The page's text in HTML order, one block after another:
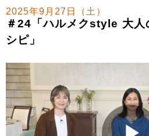
2025年9月27日（土）
＃24「ハルメクstyle 大人
シピ」